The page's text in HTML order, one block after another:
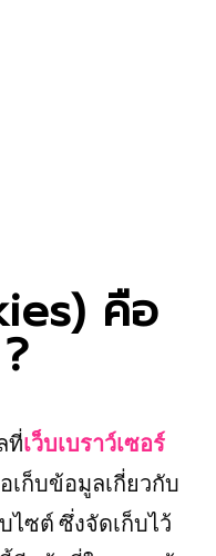
คือ
ที่เว็บเบราว์เซอร์
เก็บข้อมูลเกี่ยวกับ
ไซต์ ซึ่งจัดเก็บไว้